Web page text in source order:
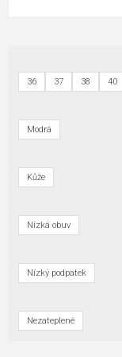
36 37 38 40
Modrá
Kůže
Nízká obuv
Nízký podpatek
Nezateplené